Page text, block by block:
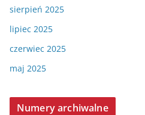
sierpień 2025
lipiec 2025
czerwiec 2025
maj 2025
Numery archiwalne